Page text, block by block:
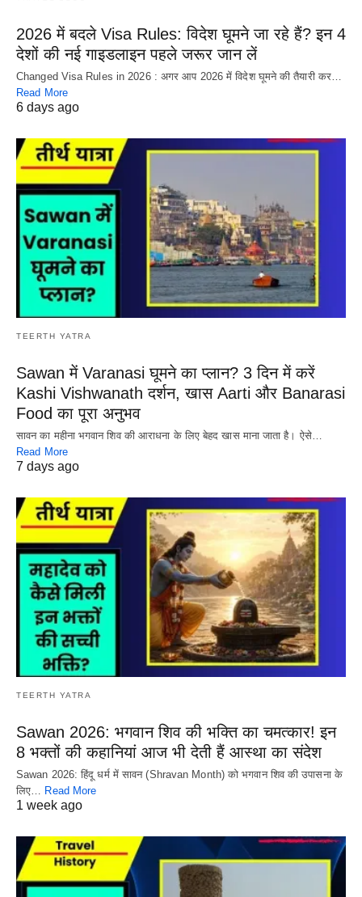
2026 में बदले Visa Rules: विदेश घूमने जा रहे हैं? इन 4
देशों की नई गाइडलाइन पहले जरूर जान लें
Changed Visa Rules in 2026 : अगर आप 2026 में विदेश घूमने की तैयारी कर…
Read More
6 days ago
TEERTH YATRA
Sawan में Varanasi घूमने का प्लान? 3 दिन में करें
Kashi Vishwanath दर्शन, खास Aarti और Banarasi
Food का पूरा अनुभव
सावन का महीना भगवान शिव की आराधना के लिए बेहद खास माना जाता है। ऐसे…
Read More
7 days ago
TEERTH YATRA
Sawan 2026: भगवान शिव की भक्ति का चमत्कार! इन
8 भक्तों की कहानियां आज भी देती हैं आस्था का संदेश
Sawan 2026: हिंदू धर्म में सावन (Shravan Month) को भगवान शिव की उपासना के
लिए…
Read More
1 week ago